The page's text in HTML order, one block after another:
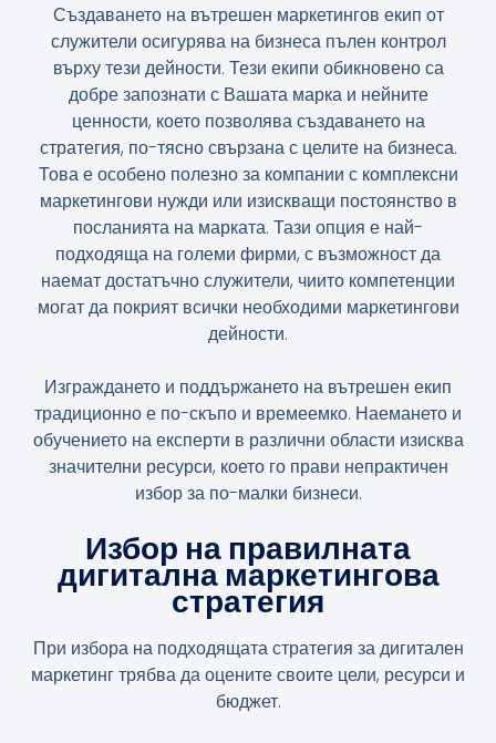
Създаването на вътрешен маркетингов екип от
служители осигурява на бизнеса пълен контрол
върху тези дейности. Тези екипи обикновено са
добре запознати с Вашата марка и нейните
ценности, което позволява създаването на
стратегия, по-тясно свързана с целите на бизнеса.
Това е особено полезно за компании с комплексни
маркетингови нужди или изискващи постоянство в
посланията на марката. Тази опция е най-
подходяща на големи фирми, с възможност да
наемат достатъчно служители, чиито компетенции
могат да покрият всички необходими маркетингови
дейности.
Изграждането и поддържането на вътрешен екип
традиционно е по-скъпо и времеемко. Наемането и
обучението на експерти в различни области изисква
значителни ресурси, което го прави непрактичен
избор за по-малки бизнеси.
Избор на правилната
дигитална маркетингова
стратегия
При избора на подходящата стратегия за дигитален
маркетинг трябва да оцените своите цели, ресурси и
бюджет.